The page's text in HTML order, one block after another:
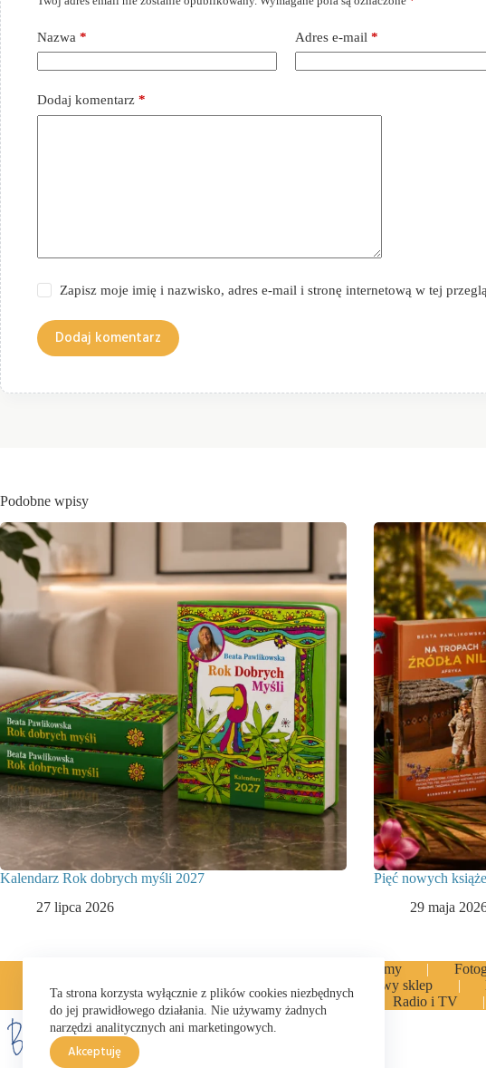
Ta strona korzysta wyłącznie z plików cookies niezbędnych
do jej prawidłowego działania. Nie używamy żadnych
narzędzi analitycznych ani marketingowych.
Akceptuję
Nazwa * Adres e-mail *
Dodaj komentarz *
Zapisz moje imię i nazwisko, adres e-mail i stronę internetową w tej
Dodaj komentarz
Podobne wpisy
Kalendarz Rok dobrych myśli 2027
27 lipca 2026
Pięć nowych
29 maja
Filmy
Książki
Kuchnia Listy Majowy sklep
Wyprawy otwarte
Radio i TV